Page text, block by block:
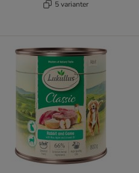
5 varianter